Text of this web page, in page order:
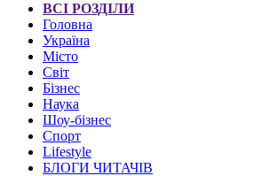
ВСІ РОЗДІЛИ
Головна
Україна
Місто
Світ
Бізнес
Наука
Шоу-бізнес
Спорт
Lifestyle
БЛОГИ ЧИТАЧІВ